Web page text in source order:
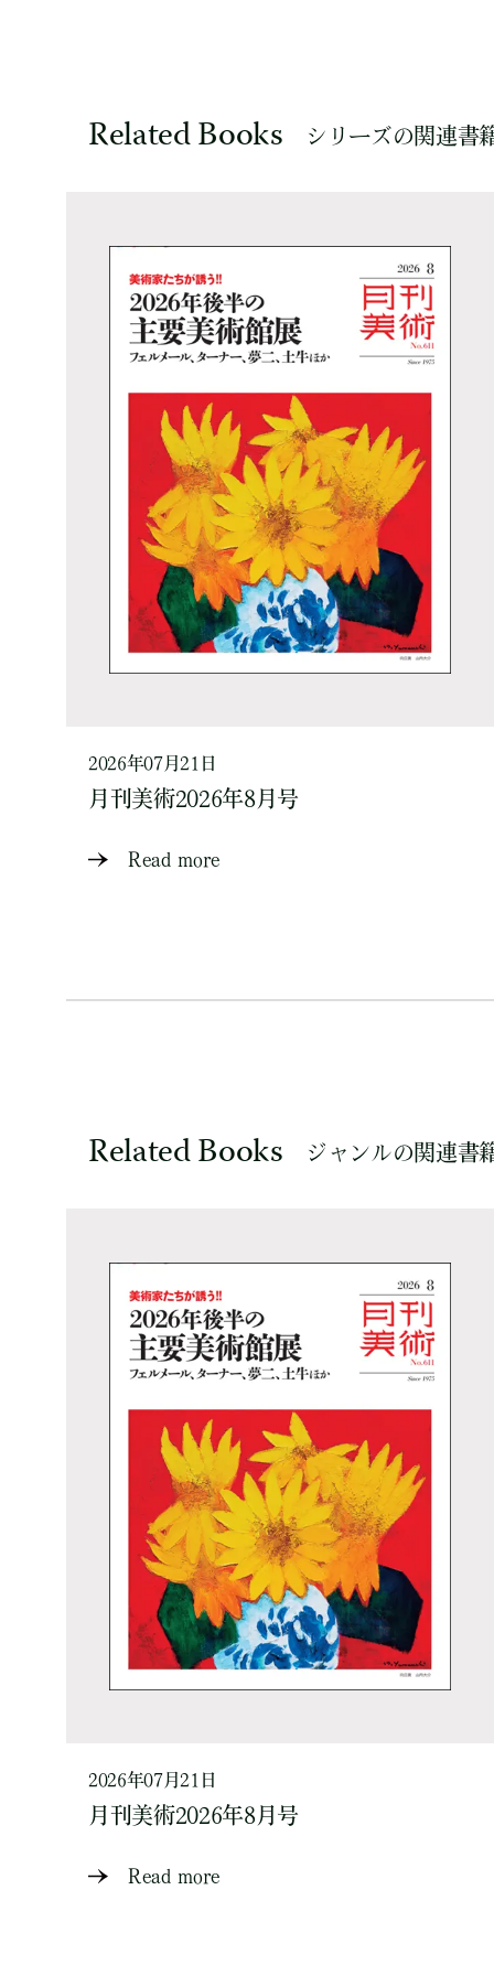
Related Books シリーズの関連書
2026年07月21日
月刊美術2026年8月号
Read more
Related Books ジャンルの関連書
2026年07月21日
月刊美術2026年8月号
Read more